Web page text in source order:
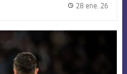
28 ene. 26